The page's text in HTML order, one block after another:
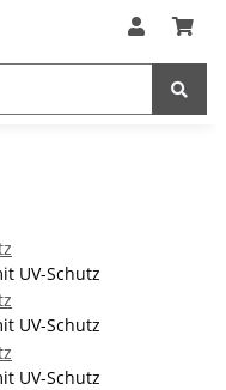
UV-Schutz
UV-Schutz
UV-Schutz